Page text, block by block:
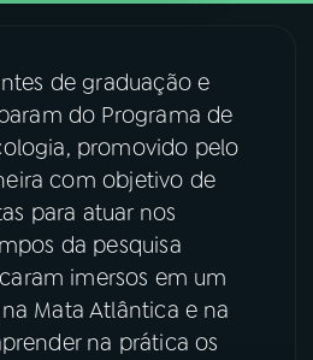
Facebook
de graduação e
do Programa de
promovido pelo
com objetivo de
para atuar nos
da pesquisa
imersos em um
Mata Atlântica e na
na prática os